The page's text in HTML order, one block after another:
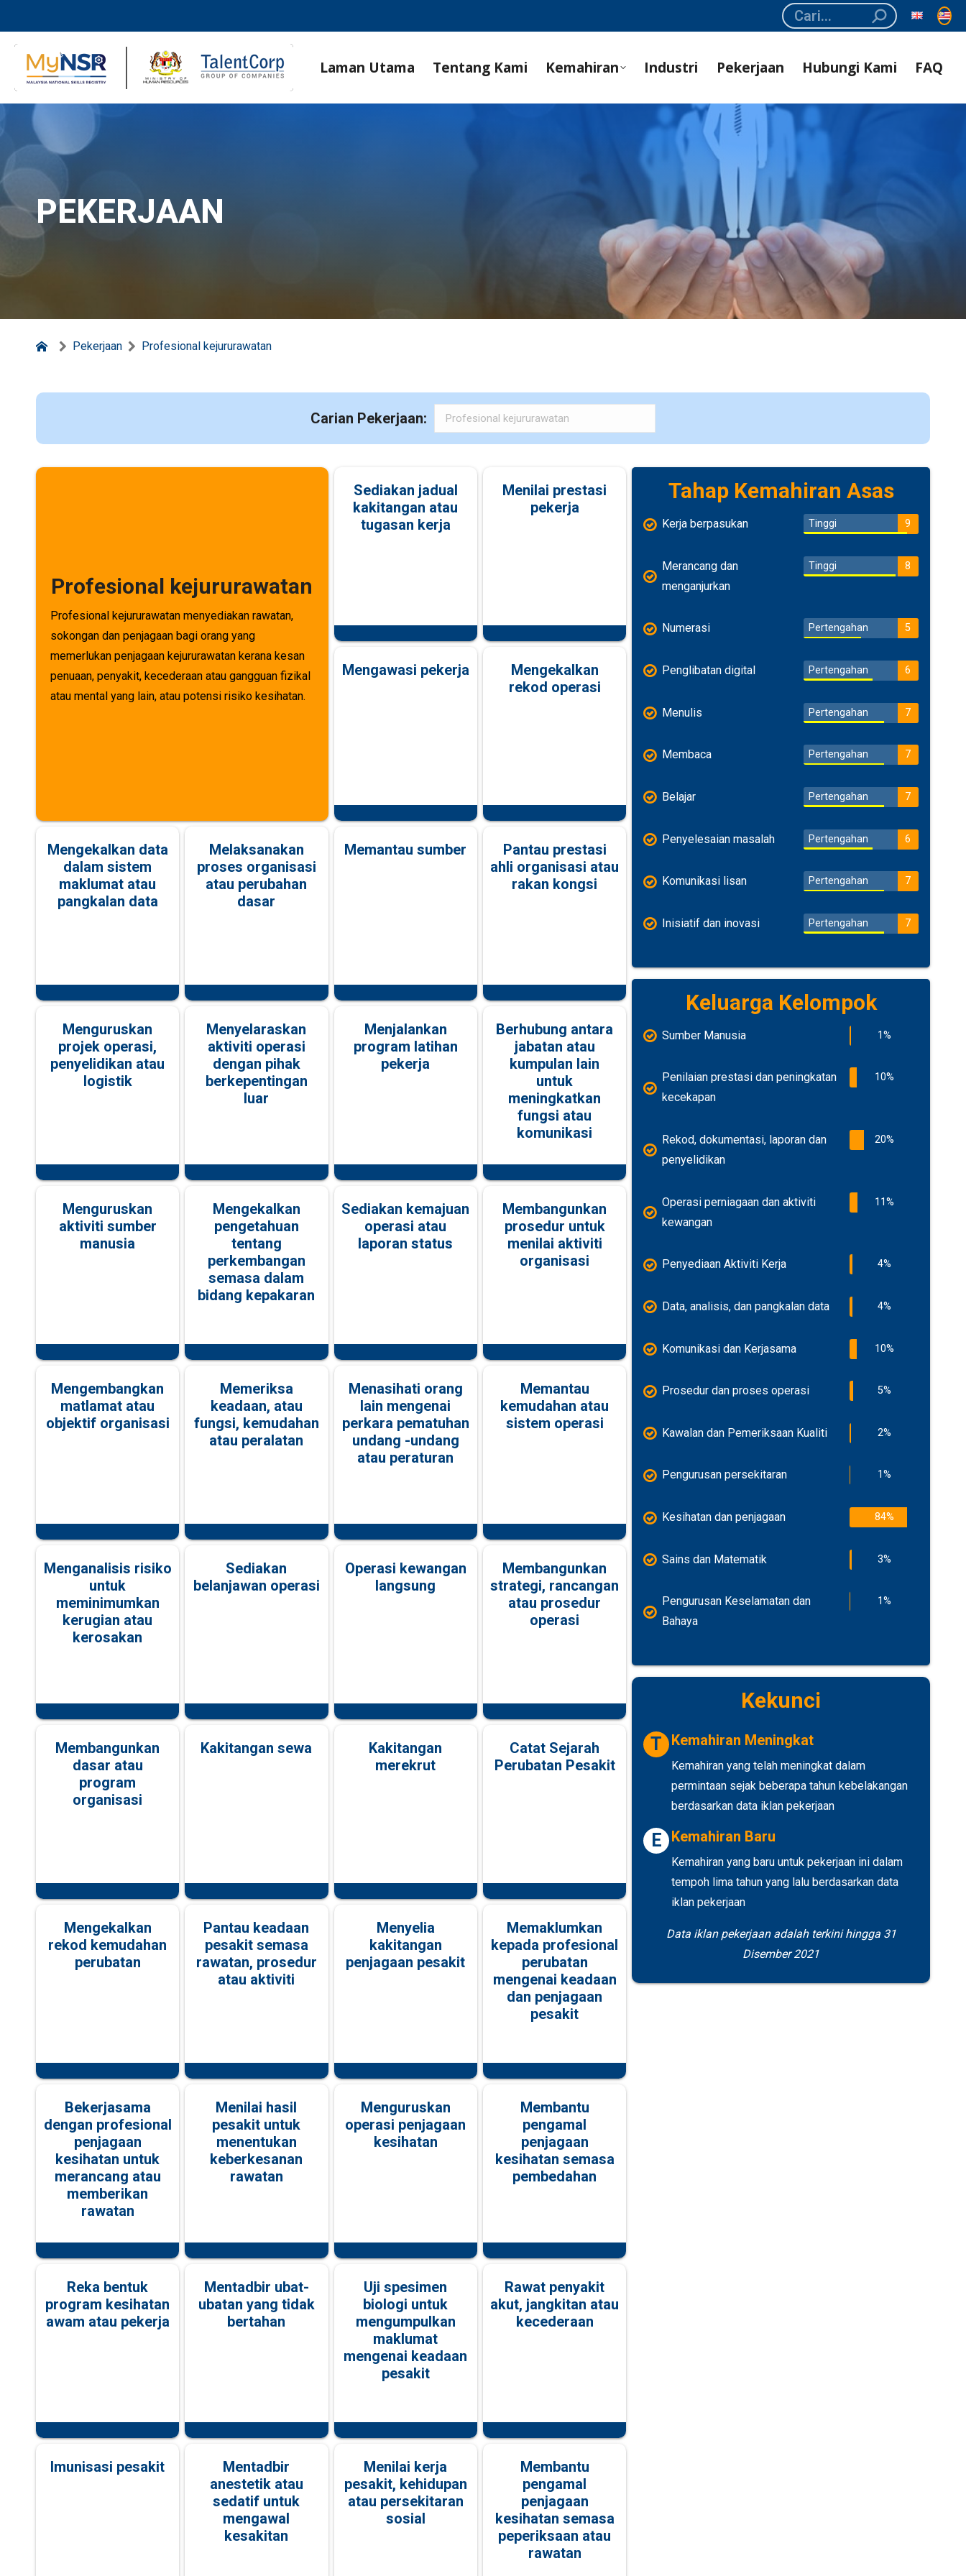
Search:
Laman Utama Tentang Kami Kemahiran Industri Pekerjaan Hubungi Kami FAQ
PEKERJAAN
Pekerjaan Profesional kejururawatan
Carian Pekerjaan:
Profesional kejururawatan
Profesional kejururawatan menyediakan rawatan,
sokongan dan penjagaan bagi orang yang
memerlukan penjagaan kejururawatan kerana kesan
penuaan, penyakit, kecederaan atau gangguan fizikal
atau mental yang lain, atau potensi risiko kesihatan.
Sediakan jadual
kakitangan atau
tugasan kerja
Menilai prestasi
pekerja
Mengawasi pekerja
Mengekalkan
rekod operasi
Mengekalkan data
dalam sistem
maklumat atau
pangkalan data
Melaksanakan
proses organisasi
atau perubahan
dasar
Memantau sumber
Pantau prestasi
ahli organisasi atau
rakan kongsi
Menguruskan
projek operasi,
penyelidikan atau
logistik
Menyelaraskan
aktiviti operasi
dengan pihak
berkepentingan
luar
Menjalankan
program latihan
pekerja
Berhubung antara
jabatan atau
kumpulan lain
untuk
meningkatkan
fungsi atau
komunikasi
Menguruskan
aktiviti sumber
manusia
Mengekalkan
pengetahuan
tentang
perkembangan
semasa dalam
bidang kepakaran
Sediakan kemajuan
operasi atau
laporan status
Membangunkan
prosedur untuk
menilai aktiviti
organisasi
Mengembangkan
matlamat atau
objektif organisasi
Memeriksa
keadaan, atau
fungsi, kemudahan
atau peralatan
Menasihati orang
lain mengenai
perkara pematuhan
undang -undang
atau peraturan
Memantau
kemudahan atau
sistem operasi
Menganalisis risiko
untuk
meminimumkan
kerugian atau
kerosakan
Sediakan
belanjawan operasi
Operasi kewangan
langsung
Membangunkan
strategi, rancangan
atau prosedur
operasi
Membangunkan
dasar atau
program
organisasi
Kakitangan sewa
Kakitangan
merekrut
Catat Sejarah
Perubatan Pesakit
Mengekalkan
rekod kemudahan
perubatan
Pantau keadaan
pesakit semasa
rawatan, prosedur
atau aktiviti
Menyelia
kakitangan
penjagaan pesakit
Memaklumkan
kepada profesional
perubatan
mengenai keadaan
dan penjagaan
pesakit
Bekerjasama
dengan profesional
penjagaan
kesihatan untuk
merancang atau
memberikan
rawatan
Menilai hasil
pesakit untuk
menentukan
keberkesanan
rawatan
Menguruskan
operasi penjagaan
kesihatan
Membantu
pengamal
penjagaan
kesihatan semasa
pembedahan
Reka bentuk
program kesihatan
awam atau pekerja
Mentadbir ubat-
ubatan yang tidak
bertahan
Uji spesimen
biologi untuk
mengumpulkan
maklumat
mengenai keadaan
pesakit
Rawat penyakit
akut, jangkitan atau
kecederaan
Imunisasi pesakit
Mentadbir
anestetik atau
sedatif untuk
mengawal
kesakitan
Menilai kerja
pesakit, kehidupan
atau persekitaran
sosial
Membantu
pengamal
penjagaan
kesihatan semasa
peperiksaan atau
rawatan
Tahap Kemahiran Asas
Kerja berpasukan Tinggi 9
Merancang dan
menganjurkan
Tinggi 8
Numerasi Pertengahan 5
Penglibatan digital Pertengahan 6
Menulis Pertengahan 7
Membaca Pertengahan 7
Belajar Pertengahan 7
Penyelesaian masalah Pertengahan 6
Komunikasi lisan Pertengahan 7
Inisiatif dan inovasi Pertengahan 7
Keluarga Kelompok
Sumber Manusia 1%
Penilaian prestasi dan peningkatan
kecekapan
10%
Rekod, dokumentasi, laporan dan
penyelidikan
20%
Operasi perniagaan dan aktiviti
kewangan
11%
Penyediaan Aktiviti Kerja 4%
Data, analisis, dan pangkalan data 4%
Komunikasi dan Kerjasama 10%
Prosedur dan proses operasi 5%
Kawalan dan Pemeriksaan Kualiti 2%
Pengurusan persekitaran 1%
Kesihatan dan penjagaan 84%
Sains dan Matematik 3%
Pengurusan Keselamatan dan
Bahaya
1%
Kekunci
T Kemahiran Meningkat
Kemahiran yang telah meningkat dalam
permintaan sejak beberapa tahun kebelakangan
berdasarkan data iklan pekerjaan
E Kemahiran Baru
Kemahiran yang baru untuk pekerjaan ini dalam
tempoh lima tahun yang lalu berdasarkan data
iklan pekerjaan
Data iklan pekerjaan adalah terkini hingga 31
Disember 2021